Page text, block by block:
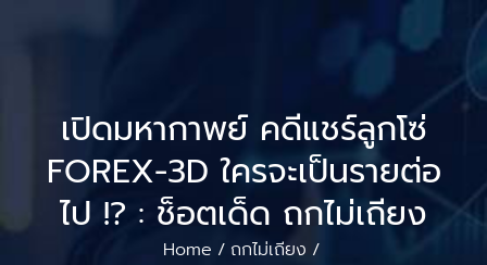
เปิดมหากาพย์ คดีแชร์ลูกโซ่
FOREX-3D ใครจะเป็นรายต่อ
ไป !? : ช็อตเด็ด ถกไม่เถียง
Home / ถกไม่เถียง /